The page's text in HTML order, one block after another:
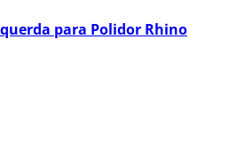
para Polidor Rhino